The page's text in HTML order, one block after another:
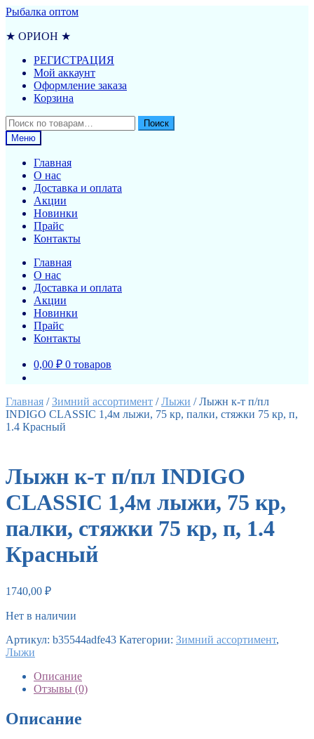
Перейти
навигации
Перейти
содержимому
Рыбалка оптом
★ ОРИОН ★
РЕГИСТРАЦИЯ
Мой аккаунт
Оформление заказа
Корзина
Искать:
Поиск
Меню
Главная
О нас
Доставка и оплата
Акции
Новинки
Прайс
Контакты
Главная
О нас
Доставка и оплата
Акции
Новинки
Прайс
Контакты
0,00 ₽ 0 товаров
Главная /Зимний ассортимент /Лыжи /Лыжн к-т п/пл
INDIGO CLASSIC 1,4м лыжи, 75 кр, палки, стяжки 75 кр, п,
1.4 Красный
Лыжн к-т п/пл INDIGO
CLASSIC 1,4м лыжи, 75 кр,
палки, стяжки 75 кр, п, 1.4
Красный
1740,00 ₽
Нет в наличии
Артикул: b35544adfe43 Категории: Зимний ассортимент,
Лыжи
Описание
Отзывы (0)
Описание